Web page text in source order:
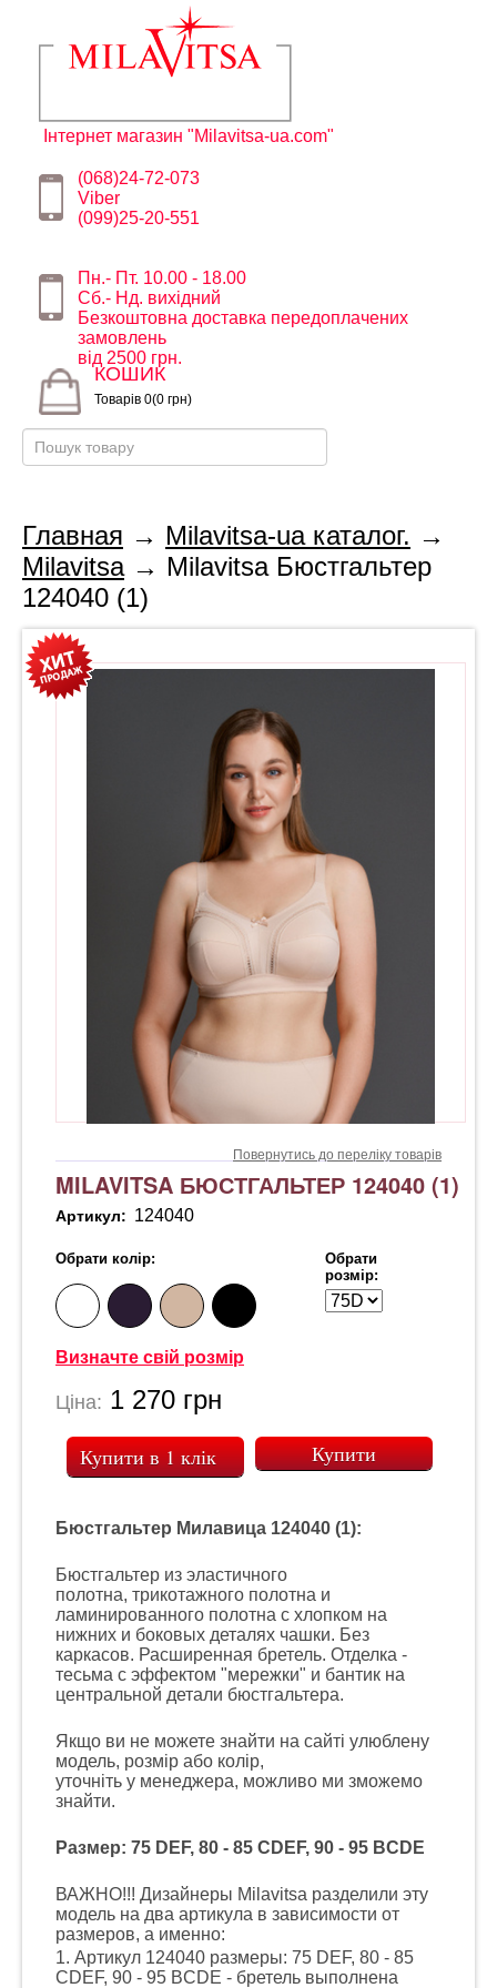
Інтернет магазин "Milavitsa-ua.com"
(068)24-72-073
Viber
(099)25-20-551
Пн.- Пт. 10.00 - 18.00
Сб.- Нд. вихідний
Безкоштовна доставка передоплачених
замовлень
від 2500 грн.
КОШИК
Товарів 0(0 грн)
Главная → Milavitsa-ua каталог. →
Milavitsa→ Milavitsa Бюстгальтер
124040 (1)
Повернутись до переліку товарів
MILAVITSA БЮСТГАЛЬТЕР 124040 (1)
Артикул: 124040
Обрати колір:
Обрати
розмір:
Визначте свій розмір
Ціна: 1 270 грн
Купити в 1 клік
Бюстгальтер Милавица 124040 (1):
Бюстгальтер из эластичного
полотна, трикотажного полотна и
ламинированного полотна с хлопком на
нижних и боковых деталях чашки. Без
каркасов. Расширенная бретель. Отделка -
тесьма с эффектом "мережки" и бантик на
центральной детали бюстгальтера.
Якщо ви не можете знайти на сайті улюблену
модель, розмір або колір,
уточніть у менеджера, можливо ми зможемо
знайти.
Размер: 75 DEF, 80 - 85 CDEF, 90 - 95 BCDE
ВАЖНО!!! Дизайнеры Milavitsa разделили эту
модель на два артикула в зависимости от
размеров, а именно:
1. Артикул 124040 размеры: 75 DEF, 80 - 85
CDEF, 90 - 95 BCDE - бретель выполнена